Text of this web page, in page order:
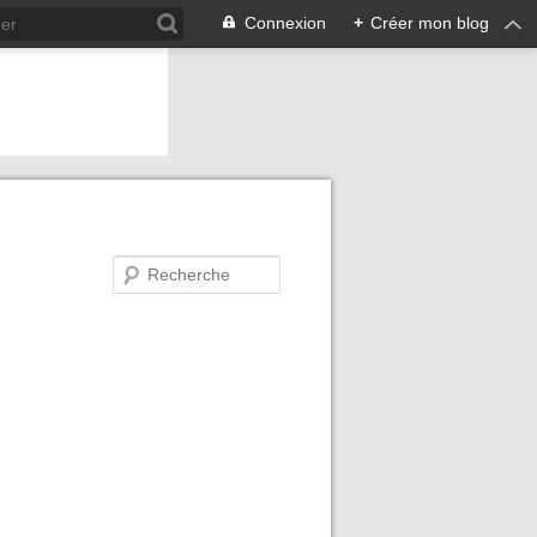
Connexion + Créer mon blog